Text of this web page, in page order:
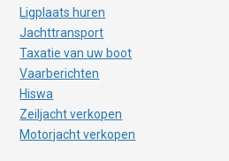
Ligplaats huren
Jachttransport
Taxatie van uw boot
Vaarberichten
Hiswa
Zeiljacht verkopen
Motorjacht verkopen